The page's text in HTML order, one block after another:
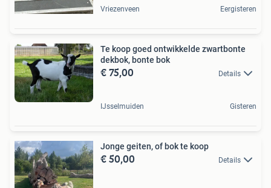
Vriezenveen Eergisteren
Te koop goed ontwikkelde zwartbonte
dekbok, bonte bok
€ 75,00 Details
IJsselmuiden Gisteren
Jonge geiten, of bok te koop
€ 50,00 Details